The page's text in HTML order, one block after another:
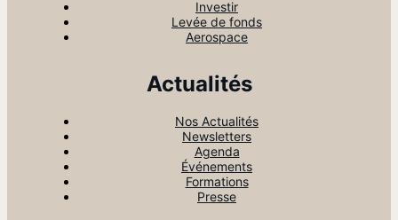
Investir
Levée de fonds
Aerospace
Actualités
Nos Actualités
Newsletters
Agenda
Événements
Formations
Presse